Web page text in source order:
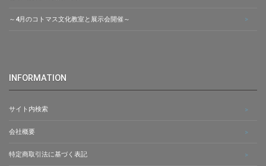
～4月のコトマス文化教室と展示会開催～
INFORMATION
サイト内検索
会社概要
特定商取引法に基づく表記